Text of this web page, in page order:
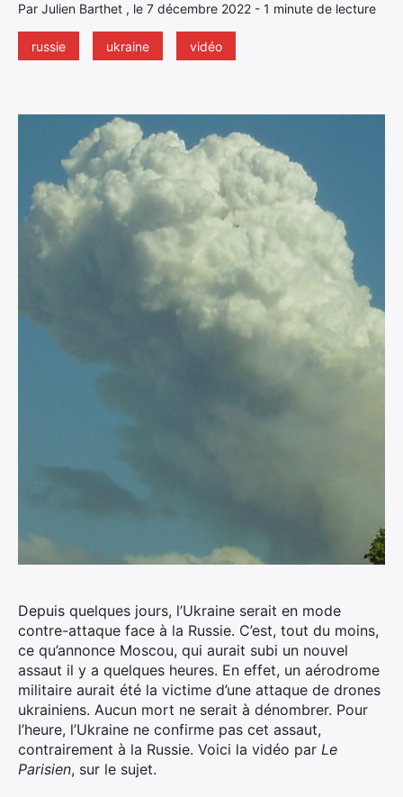
Par Julien Barthet , le 7 décembre 2022 - 1 minute de lecture
russie ukraine vidéo
Depuis quelques jours, l’Ukraine serait en mode
contre-attaque face à la Russie. C’est, tout du moins,
ce qu’annonce Moscou, qui aurait subi un nouvel
assaut il y a quelques heures. En effet, un aérodrome
militaire aurait été la victime d’une attaque de drones
ukrainiens. Aucun mort ne serait à dénombrer. Pour
l’heure, l’Ukraine ne confirme pas cet assaut,
contrairement à la Russie. Voici la vidéo par Le
Parisien, sur le sujet.